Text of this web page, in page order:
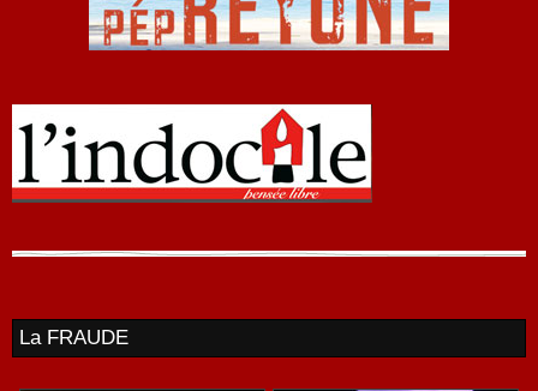
La FRAUDE